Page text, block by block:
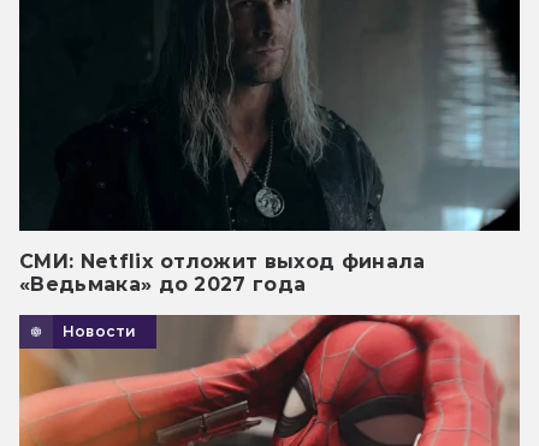
СМИ: Netflix отложит выход финала
«Ведьмака» до 2027 года
Новости